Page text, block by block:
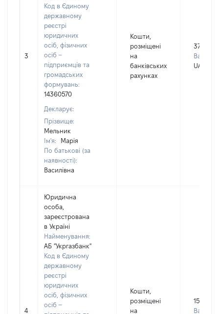
3
Код в Єдиному
державному
реєстрі
юридичних
осіб, фізичних
осіб –
підприємців та
громадських
формувань:
14360570
Декларує:
Прізвище:
Мельник
Ім'я:
Марія
По батькові (за
наявності):
Василівна
Кошти,
розміщені
на
банківських
рахунках
37346
Валюта:
UAH
4
Юридична
особа,
зареєстрована
в Україні
Найменування:
АБ "Укргазбанк"
Код в Єдиному
державному
реєстрі
юридичних
осіб, фізичних
осіб –
Кошти,
розміщені
на
1510
Валюта: